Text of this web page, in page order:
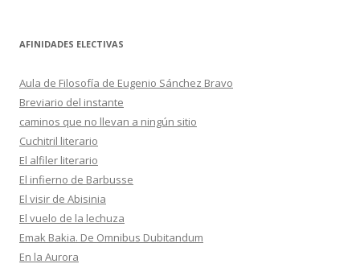
AFINIDADES ELECTIVAS
Aula de Filosofía de Eugenio Sánchez Bravo
Breviario del instante
caminos que no llevan a ningún sitio
Cuchitril literario
El alfiler literario
El infierno de Barbusse
El visir de Abisinia
El vuelo de la lechuza
Emak Bakia. De Omnibus Dubitandum
En la Aurora